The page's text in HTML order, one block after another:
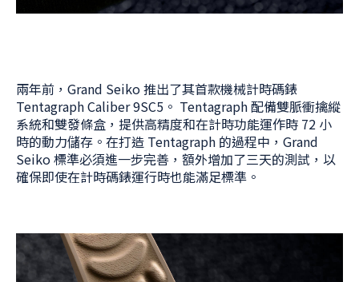
兩年前，Grand Seiko 推出了其首款機械計時碼錶
Tentagraph Caliber 9SC5。 Tentagraph 配備雙脈衝擒縱
系統和雙發條盒，提供高精度和在計時功能運作時 72 小
時的動力儲存。在打造 Tentagraph 的過程中，Grand
Seiko 標準必須進一步完善，額外增加了三天的測試，以
確保即使在計時碼錶運行時也能滿足標準。